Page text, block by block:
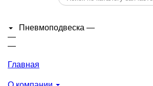
Пневмоподвеска —
—
—
Главная